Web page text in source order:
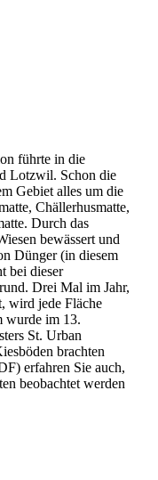
führte in die
Lotzwil. Schon die
Gebiet alles um die
Chällerhusmatte,
Durch das
bewässert und
Dünger (in diesem
bei dieser
Drei Mal im Jahr,
wird jede Fläche
wurde im 13.
St. Urban
brachten
erfahren Sie auch,
beobachtet werden